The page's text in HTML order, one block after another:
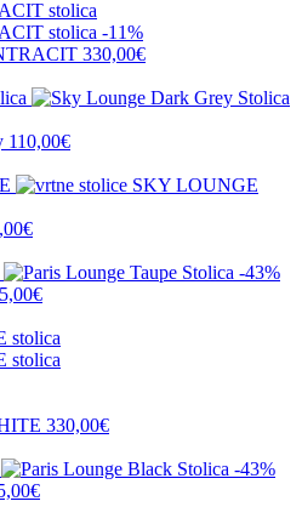
-11%
330,00€
110,00€
-43%
330,00€
-43%